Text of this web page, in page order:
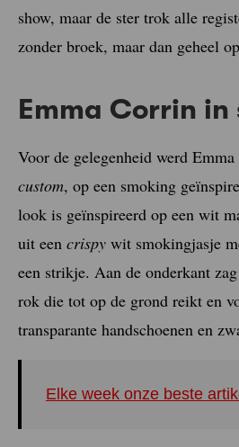
show, maar de ster trok alle
zonder broek, maar dan geheel
Emma Corrin
Voor de gelegenheid werd
custom, op een smoking
look is geïnspireerd op een wit
uit een crispy wit smokingjasje
een strikje. Aan de onderkant
rok die tot op de grond reikt en
transparante handschoenen en
Elke week onze beste